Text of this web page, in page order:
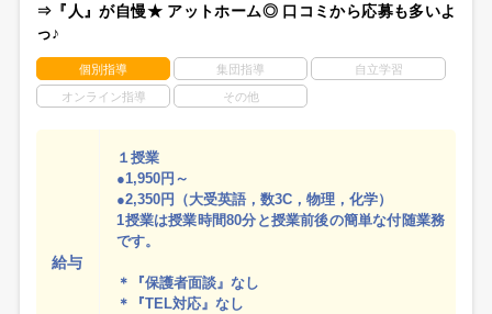
⇒『人』が自慢★ アットホーム◎ 口コミから応募も多いよ
っ♪
個別指導 集団指導 自立学習
オンライン指導 その他
給与
１授業
●1,950円～
●2,350円（大受英語，数3C，物理，化学）
1授業は授業時間80分と授業前後の簡単な付随業務
です。
＊『保護者面談』なし
＊『TEL対応』なし